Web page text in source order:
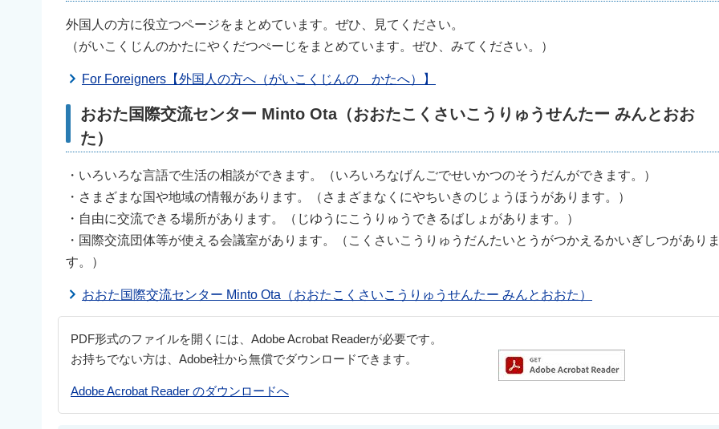
外国人の方に役立つページをまとめています。ぜひ、見てください。
（がいこくじんのかたにやくだつぺーじをまとめています。ぜひ、みてください。）
For Foreigners【外国人の方へ（がいこくじんの かたへ）】
おおた国際交流センター Minto Ota（おおたこくさいこうりゅうせんたー みんとおお
た）
・いろいろな言語で生活の相談ができます。（いろいろなげんごでせいかつのそうだんができます。）
・さまざまな国や地域の情報があります。（さまざまなくにやちいきのじょうほうがあります。）
・自由に交流できる場所があります。（じゆうにこうりゅうできるばしょがあります。）
・国際交流団体等が使える会議室があります。（こくさいこうりゅうだんたいとうがつかえるかいぎしつがあり
す。）
おおた国際交流センター Minto Ota（おおたこくさいこうりゅうせんたー みんとおおた）
PDF形式のファイルを開くには、Adobe Acrobat Readerが必要です。
お持ちでない方は、Adobe社から無償でダウンロードできます。
Adobe Acrobat Reader のダウンロードへ